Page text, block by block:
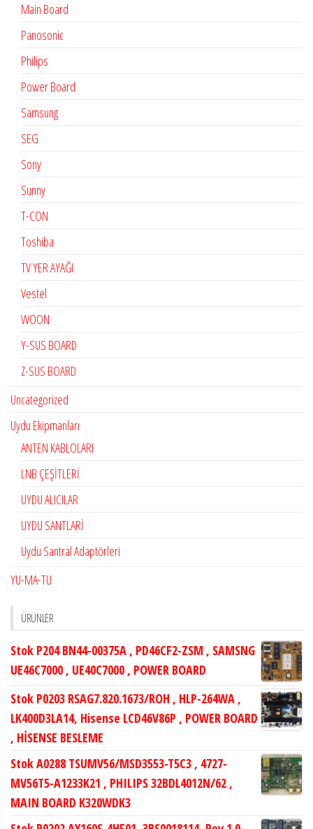
Main Board
Panosonic
Philips
Power Board
Samsung
SEG
Sony
Sunny
T-CON
Toshiba
TV YER AYAĞI
Vestel
WOON
Y-SUS BOARD
Z-SUS BOARD
Uncategorized
Uydu Ekipmanları
ANTEN KABLOLARI
LNB ÇEŞİTLERİ
UYDU ALICILAR
UYDU SANTLARİ
Uydu Santral Adaptörleri
YU-MA-TU
ÜRÜNLER
Stok P204 BN44-00375A , PD46CF2-ZSM , SAMSNG
UE46C7000 , UE40C7000 , POWER BOARD
Stok P0203 RSAG7.820.1673/ROH , HLP-264WA ,
LK400D3LA14, Hisense LCD46V86P , POWER BOARD
, HİSENSE BESLEME
Stok A0288 TSUMV56/MSD3553-T5C3 , 4727-
MV56T5-A1233K21 , PHILIPS 32BDL4012N/62 ,
MAIN BOARD K320WDK3